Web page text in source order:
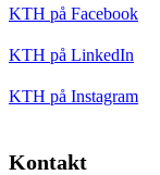
KTH på Facebook
KTH på LinkedIn
KTH på Instagram
Kontakt